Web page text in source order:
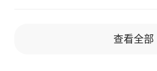
查看全部